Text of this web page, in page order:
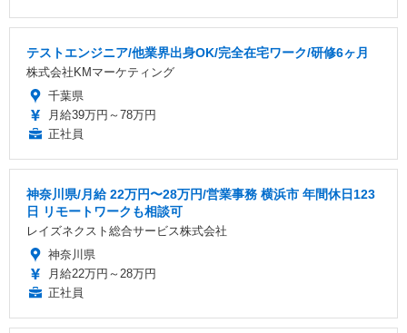
テストエンジニア/他業界出身OK/完全在宅ワーク/研修6ヶ月
株式会社KMマーケティング
千葉県
月給39万円～78万円
正社員
神奈川県/月給 22万円〜28万円/営業事務 横浜市 年間休日123
日 リモートワークも相談可
レイズネクスト総合サービス株式会社
神奈川県
月給22万円～28万円
正社員